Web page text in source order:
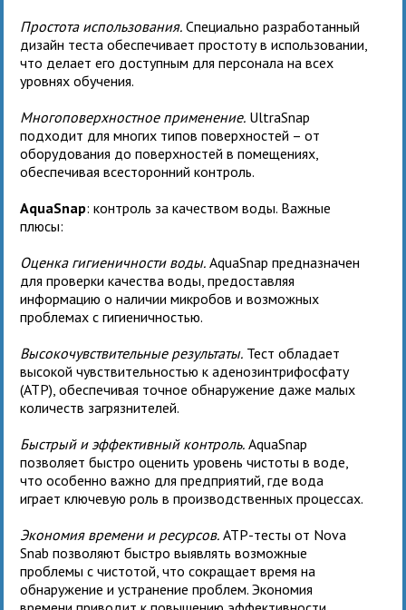
Простота использования. Специально разработанный
дизайн теста обеспечивает простоту в использовании,
что делает его доступным для персонала на всех
уровнях обучения.
Многоповерхностное применение. UltraSnap
подходит для многих типов поверхностей – от
оборудования до поверхностей в помещениях,
обеспечивая всесторонний контроль.
AquaSnap: контроль за качеством воды. Важные
плюсы:
Оценка гигиеничности воды. AquaSnap предназначен
для проверки качества воды, предоставляя
информацию о наличии микробов и возможных
проблемах с гигиеничностью.
Высокочувствительные результаты. Тест обладает
высокой чувствительностью к аденозинтрифосфату
(ATP), обеспечивая точное обнаружение даже малых
количеств загрязнителей.
Быстрый и эффективный контроль. AquaSnap
позволяет быстро оценить уровень чистоты в воде,
что особенно важно для предприятий, где вода
играет ключевую роль в производственных процессах.
Экономия времени и ресурсов. ATP-тесты от Nova
Snab позволяют быстро выявлять возможные
проблемы с чистотой, что сокращает время на
обнаружение и устранение проблем. Экономия